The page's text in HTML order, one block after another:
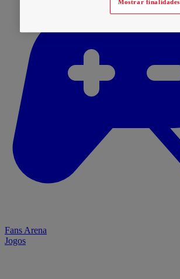
Fans Arena
Jogos
Mostrar finalidades